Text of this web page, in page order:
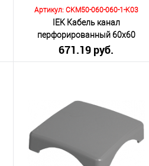
Артикул: CKM50-060-060-1-K03
IEK Кабель канал
перфорированный 60х60
ИМПАКТ - М
671.19 руб.
К сравнению